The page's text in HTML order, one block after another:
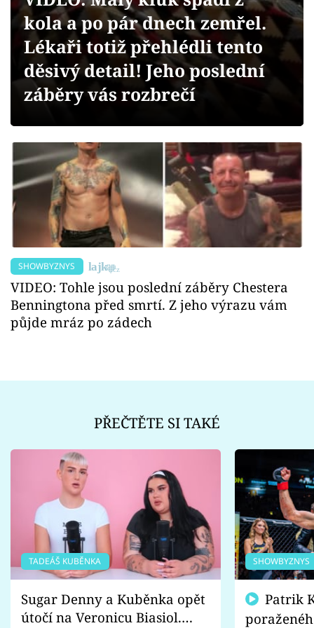
Videa
Sledujte prima+
Sledujte nás
kola a po pár dnech zemřel.
Lékaři totiž přehlédli tento
děsivý detail! Jeho poslední
záběry vás rozbrečí
SHOWBYZNYS
VIDEO: Tohle jsou poslední záběry Chestera
Benningtona před smrtí. Z jeho výrazu vám
půjde mráz po zádech
PŘEČTĚTE SI TAKÉ
TADEÁŠ KUBĚNKA
Sugar Denny a Kuběnka opět
útočí na Veronicu Biasiol.
SHOWBYZNYS